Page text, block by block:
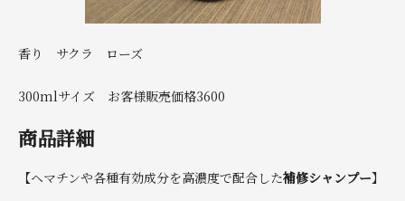
香り サクラ ローズ
300mlサイズ お客様販売価格3600
商品詳細
【ヘマチンや各種有効成分を高濃度で配合した補修シャンプー】